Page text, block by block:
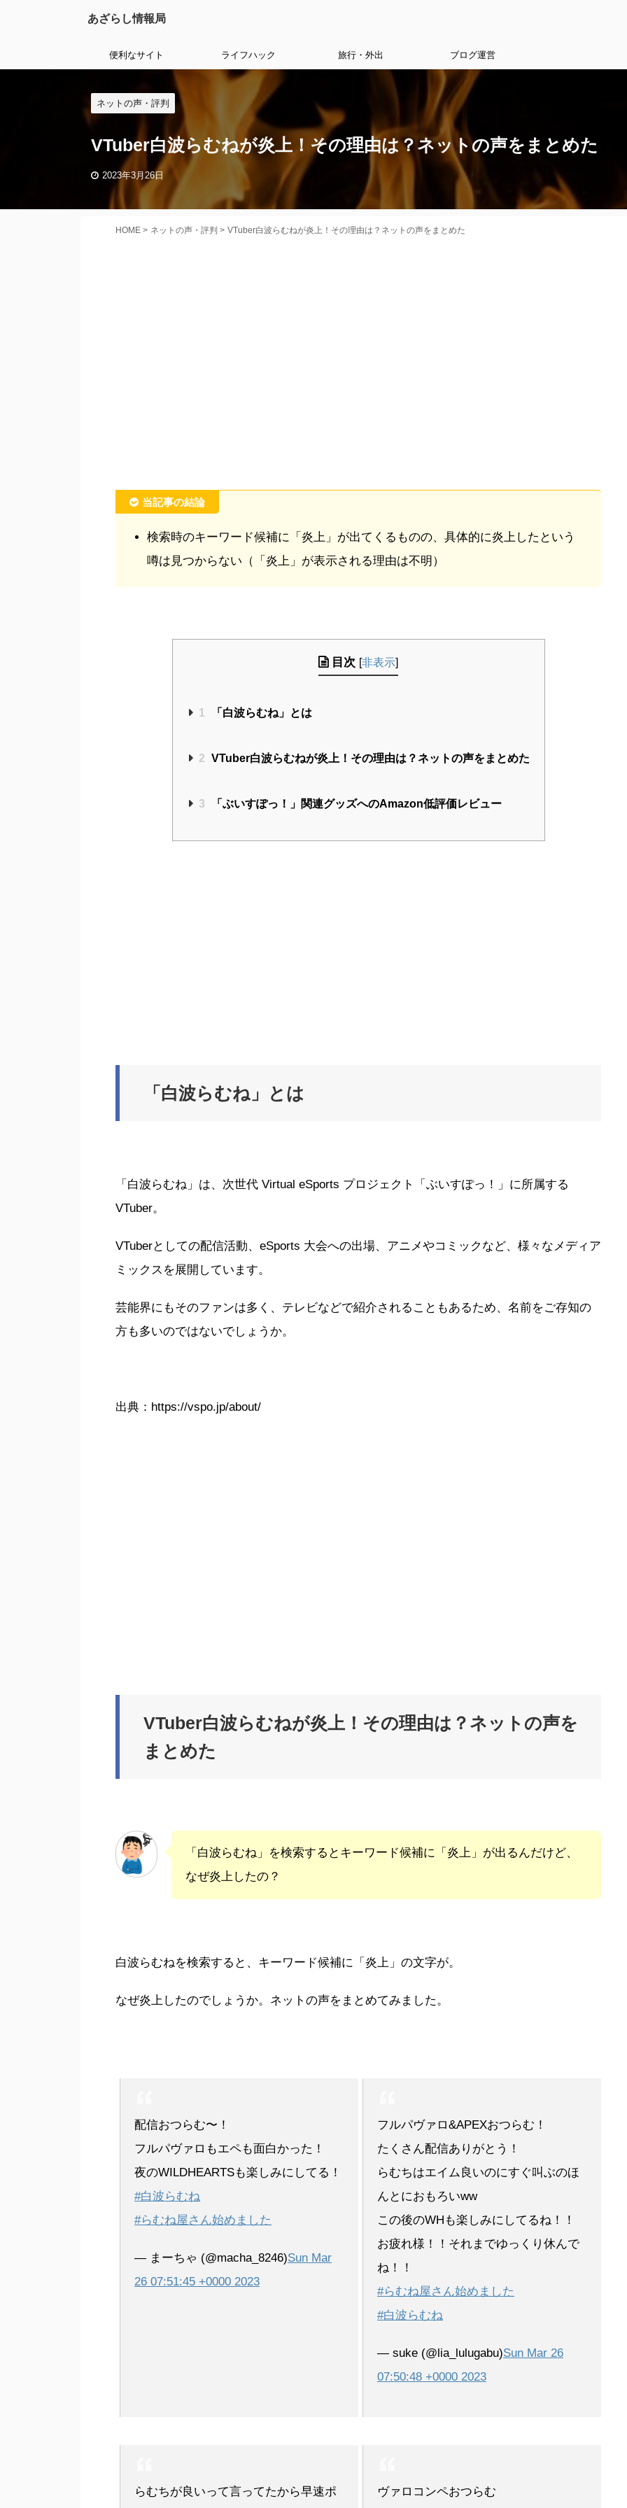
あざらし情報局
便利なサイト ライフハック 旅行・外出 ブログ運営
ネットの声・評判
VTuber白波らむねが炎上！その理由は？ネットの声をまとめた
2023年3月26日
HOME > ネットの声・評判 > VTuber白波らむねが炎上！その理由は？ネットの声をまとめた
当記事の結論
検索時のキーワード候補に「炎上」が出てくるものの、具体的に炎上したという
噂は見つからない（「炎上」が表示される理由は不明）
目次 [非表示]
1 「白波らむね」とは
2 VTuber白波らむねが炎上！その理由は？ネットの声をまとめた
3 「ぶいすぽっ！」関連グッズへのAmazon低評価レビュー
「白波らむね」とは
「白波らむね」は、次世代 Virtual eSports プロジェクト「ぶいすぽっ！」に所属する
VTuber。
VTuberとしての配信活動、eSports 大会への出場、アニメやコミックなど、様々なメディア
ミックスを展開しています。
芸能界にもそのファンは多く、テレビなどで紹介されることもあるため、名前をご存知の
方も多いのではないでしょうか。
出典：https://vspo.jp/about/
VTuber白波らむねが炎上！その理由は？ネットの声を
まとめた
「白波らむね」を検索するとキーワード候補に「炎上」が出るんだけど、
なぜ炎上したの？
白波らむねを検索すると、キーワード候補に「炎上」の文字が。
なぜ炎上したのでしょうか。ネットの声をまとめてみました。
配信おつらむ〜！
フルパヴァロもエペも面白かった！
夜のWILDHEARTSも楽しみにしてる！
#白波らむね
#らむね屋さん始めました
— まーちゃ (@macha_8246)Sun Mar
26 07:51:45 +0000 2023
フルパヴァロ&APEXおつらむ！
たくさん配信ありがとう！
らむちはエイム良いのにすぐ叫ぶのほ
んとにおもろいww
この後のWHも楽しみにしてるね！！
お疲れ様！！それまでゆっくり休んで
ね！！
#らむね屋さん始めました
#白波らむね
— suke (@lia_lulugabu)Sun Mar 26
07:50:48 +0000 2023
らむちが良いって言ってたから早速ポ ヴァロコンペおつらむ